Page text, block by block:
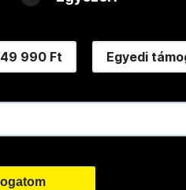
49 990 Ft Egyedi